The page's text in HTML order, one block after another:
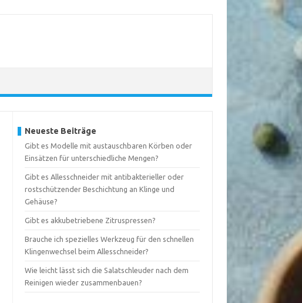
Neueste Beiträge
Gibt es Modelle mit austauschbaren Körben oder
Einsätzen für unterschiedliche Mengen?
Gibt es Allesschneider mit antibakterieller oder
rostschützender Beschichtung an Klinge und
Gehäuse?
Gibt es akkubetriebene Zitruspressen?
Brauche ich spezielles Werkzeug für den schnellen
Klingenwechsel beim Allesschneider?
Wie leicht lässt sich die Salatschleuder nach dem
Reinigen wieder zusammenbauen?